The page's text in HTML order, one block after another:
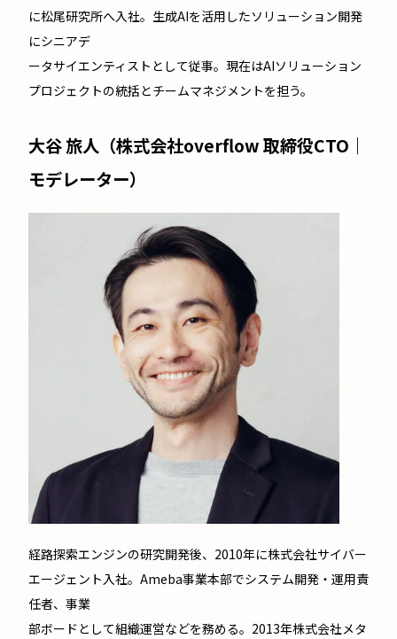
に松尾研究所へ入社。生成AIを活用したソリューション開発
にシニアデ
ータサイエンティストとして従事。現在はAIソリューション
プロジェクトの統括とチームマネジメントを担う。
大谷 旅人（株式会社overflow 取締役CTO｜
モデレーター）
経路探索エンジンの研究開発後、2010年に株式会社サイバー
エージェント入社。Ameba事業本部でシステム開発・運用責
任者、事業
部ボードとして組織運営などを務める。2013年株式会社メタ